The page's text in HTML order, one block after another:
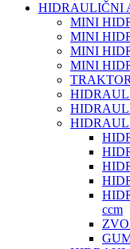
HIDRAULIČNI
MINI
MINI
MINI
MINI
ccm